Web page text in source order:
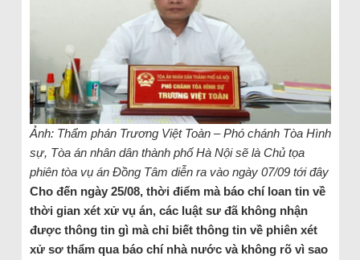
Ảnh: Thẩm phán Trương Việt Toàn – Phó chánh Tòa Hình
sự, Tòa án nhân dân thành phố Hà Nội sẽ là Chủ tọa
phiên tòa vụ án Đồng Tâm diễn ra vào ngày 07/09 tới đây
Cho đến ngày 25/08, thời điểm mà báo chí loan tin về
thời gian xét xử vụ án, các luật sư đã không nhận
được thông tin gì mà chỉ biết thông tin về phiên xét
xử sơ thẩm qua báo chí nhà nước và không rõ vì sao